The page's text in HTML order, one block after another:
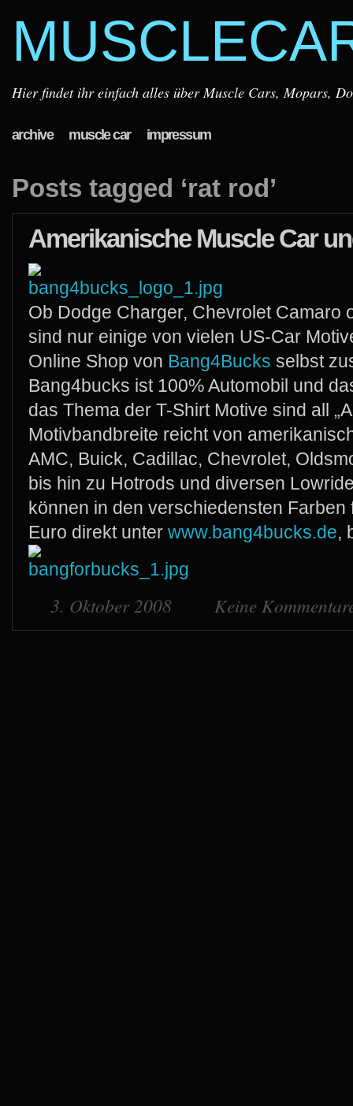
Hier findet ihr einfach alles über Muscle Cars, Mopars,
archive muscle car impressum
Posts tagged ‘rat rod’
Amerikanische Muscle Car
Ob Dodge Charger, Chevrolet Camaro
sind nur einige von vielen US-Car
Online Shop von Bang4Bucks selbst
Bang4bucks ist 100% Automobil und
das Thema der T-Shirt Motive sind all
Motivbandbreite reicht von
AMC, Buick, Cadillac, Chevrolet,
bis hin zu Hotrods und diversen
können in den verschiedensten
Euro direkt unter www.bang4bucks.de,
3. Oktober 2008 Keine